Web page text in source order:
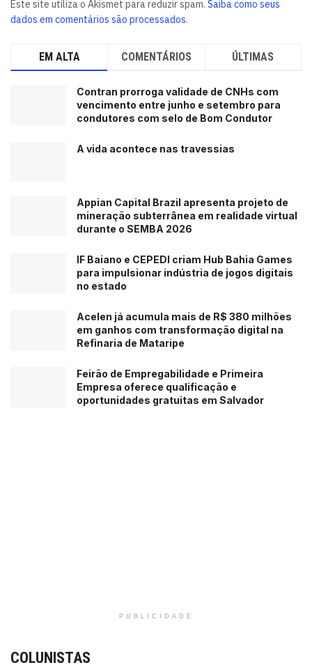
Este site utiliza o Akismet para reduzir spam. Saiba como seus
dados em comentários são processados.
EM ALTA COMENTÁRIOS ÚLTIMAS
Contran prorroga validade de CNHs com
vencimento entre junho e setembro para
condutores com selo de Bom Condutor
A vida acontece nas travessias
Appian Capital Brazil apresenta projeto de
mineração subterrânea em realidade virtual
durante o SEMBA 2026
IF Baiano e CEPEDI criam Hub Bahia Games
para impulsionar indústria de jogos digitais
no estado
Acelen já acumula mais de R$ 380 milhões
em ganhos com transformação digital na
Refinaria de Mataripe
Feirão de Empregabilidade e Primeira
Empresa oferece qualificação e
oportunidades gratuitas em Salvador
PUBLICIDADE
COLUNISTAS